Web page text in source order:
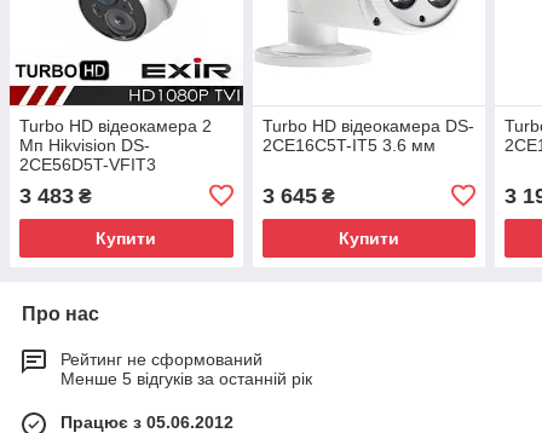
Turbo HD відеокамера 2
Мп Hikvision DS-
2CE56D5T-VFIT3
3 483 ₴
Купити
Turbo HD відеокамера DS-
2CE16C5T-IT5 3.6 мм
3 645₴
Купити
3
Про нас
Рейтинг не сформований
Менше 5 відгуків за останній рік
Працює з 05.06.2012